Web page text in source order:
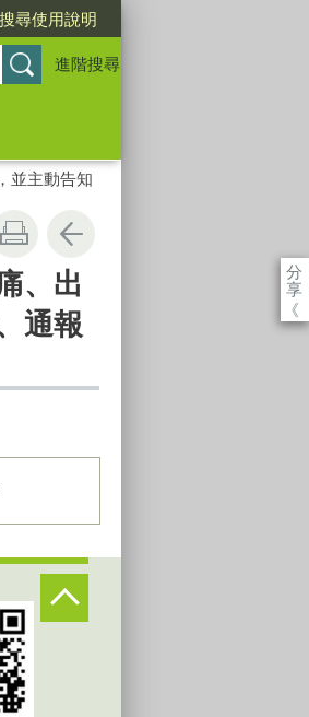
搜尋使用說明
進階搜尋
並主動告知
分
享
《
、出
通報